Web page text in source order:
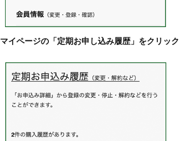
マイページの「定期お申し込み履歴」をクリック